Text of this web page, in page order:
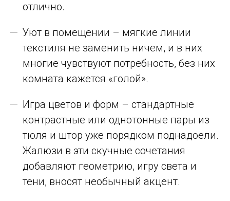
отлично.
Уют в помещении – мягкие линии
текстиля не заменить ничем, и в них
многие чувствуют потребность, без них
комната кажется «голой».
Игра цветов и форм – стандартные
контрастные или однотонные пары из
тюля и штор уже порядком поднадоели.
Жалюзи в эти скучные сочетания
добавляют геометрию, игру света и
тени, вносят необычный акцент.